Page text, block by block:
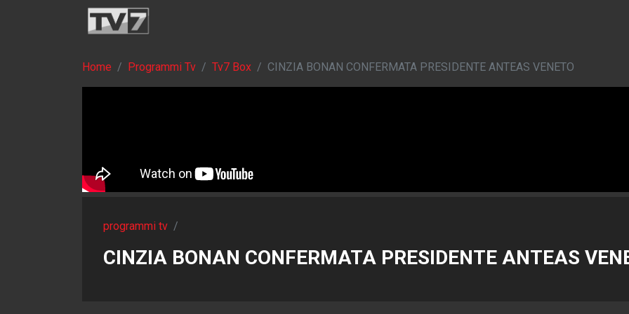
Home Programmi Tv Tv7 Box CINZIA BONAN CONFERMATA PRESIDENTE ANTEAS VENETO
programmi tv /
CINZIA BONAN CONFERMATA PRESIDENTE ANTEAS